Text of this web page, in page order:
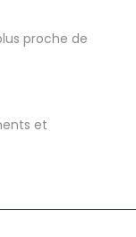
proche de
et